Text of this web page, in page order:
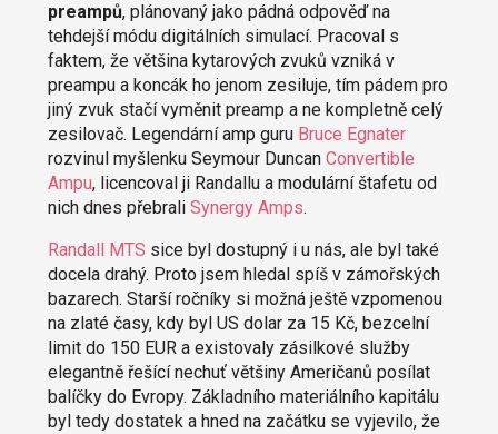
preampů, plánovaný jako pádná odpověď na
tehdejší módu digitálních simulací. Pracoval s
faktem, že většina kytarových zvuků vzniká v
preampu a koncák ho jenom zesiluje, tím pádem pro
jiný zvuk stačí vyměnit preamp a ne kompletně celý
zesilovač. Legendární amp guru Bruce Egnater
rozvinul myšlenku Seymour Duncan Convertible
Ampu, licencoval ji Randallu a modulární štafetu od
nich dnes přebrali Synergy Amps.
Randall MTS sice byl dostupný i u nás, ale byl také
docela drahý. Proto jsem hledal spíš v zámořských
bazarech. Starší ročníky si možná ještě vzpomenou
na zlaté časy, kdy byl US dolar za 15 Kč, bezcelní
limit do 150 EUR a existovaly zásilkové služby
elegantně řešící nechuť většiny Američanů posílat
balíčky do Evropy. Základního materiálního kapitálu
byl tedy dostatek a hned na začátku se vyjevilo, že